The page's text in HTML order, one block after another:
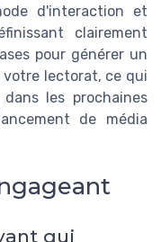
d'interaction et
clairement
pour générer un
lectorat, ce qui
les prochaines
de média
qui